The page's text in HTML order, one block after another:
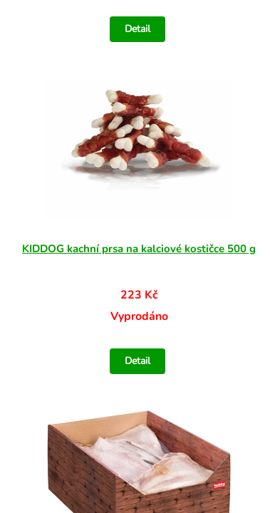
Detail
KIDDOG kachní prsa na kalciové kostičce 500 g
223 Kč
Vyprodáno
Detail